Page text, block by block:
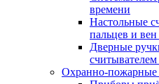
времени
Настольные
пальцев и
Дверные
считывателем
Охранно-пожарные